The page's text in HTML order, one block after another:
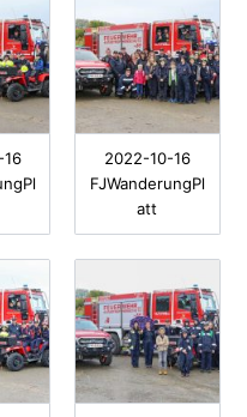
2022-10-16
FJWanderungPl
att